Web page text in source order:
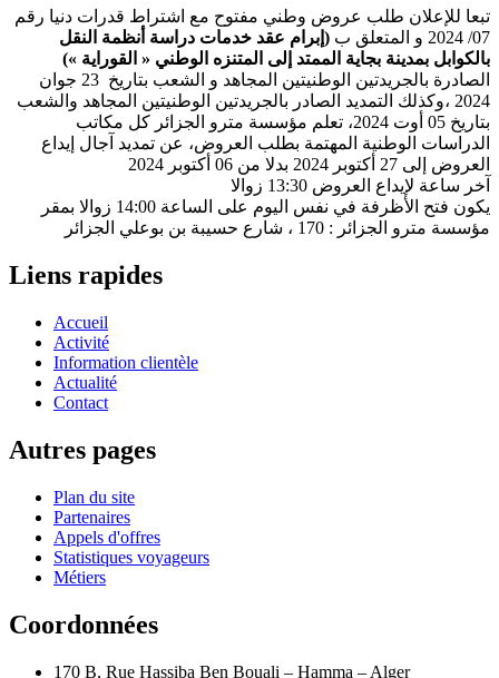
تبعا للإعلان طلب عروض وطني مفتوح مع اشتراط قدرات دنيا رقم
07/ 2024 و المتعلق ب
(إبرام عقد خدمات دراسة أنظمة النقل
بالكوابل بمدينة بجاية الممتد إلى المتنزه الوطني « القوراية »)
الصادرة بالجريدتين الوطنيتين المجاهد و الشعب بتاريخ 23 جوان
2024 ،وكذلك التمديد الصادر بالجريدتين الوطنيتين المجاهد والشعب
بتاريخ 05 أوت 2024، تعلم مؤسسة مترو الجزائر كل مكاتب
الدراسات الوطنية المهتمة بطلب العروض، عن تمديد آجال إيداع
العروض إلى 27 أكتوبر 2024 بدلا من 06 أكتوبر 2024
آخر ساعة لإيداع العروض 13:30 زوالا
يكون فتح الأظرفة في نفس اليوم على الساعة 14:00 زوالا بمقر
مؤسسة مترو الجزائر : 170 ، شارع حسيبة بن بوعلي الجزائر
Liens rapides
Accueil
Activité
Information clientèle
Actualité
Contact
Autres pages
Plan du site
Partenaires
Appels d'offres
Statistiques voyageurs
Métiers
Coordonnées
170 B, Rue Hassiba Ben Bouali – Hamma – Alger